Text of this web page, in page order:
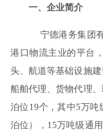
一、企业简介
宁德港务集团
港口物流主业的平台
头、航道等基础设施
船舶代理、货物代理
泊位 19个，其中5万吨
泊位），15万吨级通